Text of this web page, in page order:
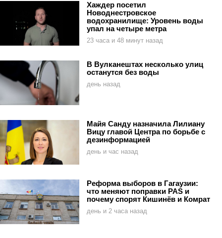
Хаждер посетил
Новоднестровское
водохранилище: Уровень воды
упал на четыре метра
23 часа и 48 минут назад
В Вулканештах несколько улиц
останутся без воды
день назад
Майя Санду назначила Лилиану
Вицу главой Центра по борьбе с
дезинформацией
день и час назад
Реформа выборов в Гагаузии:
что меняют поправки PAS и
почему спорят Кишинёв и Комрат
день и 2 часа назад